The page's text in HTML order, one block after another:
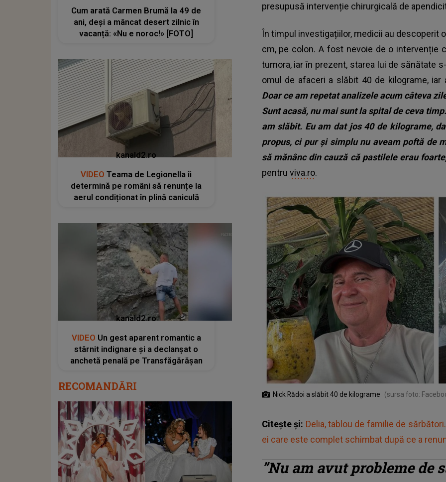
presupusă intervenție chirurgicală de
În timpul investigațiilor, medicii au descoperit
cm, pe colon. A fost nevoie de o intervenție
tumora, iar în prezent, starea lui de sănătate
omul de afaceri a slăbit 40 de kilograme,
Doar ce am repetat analizele acum câteva
Sunt acasă, nu mai sunt la spital de ceva
am slăbit. Eu am dat jos 40 de kilograme,
propus, ci pur și simplu nu aveam poftă de
să mănânc din cauză că pastilele erau
pentru viva.ro.
Nick Rădoi a slăbit 40 de kilograme (sursa foto:
Citește și: Delia, tablou de familie de
ei care este complet schimbat după ce a
”Nu am avut probleme de
Cum arată Carmen Brumă la 49 de
ani, deși a mâncat desert zilnic în
vacanță: «Nu e noroc!» [FOTO]
kanald2.ro
VIDEO Teama de Legionella îi
determină pe români să renunțe la
aerul condiționat în plină caniculă
kanald2.ro
VIDEO Un gest aparent romantic a
stârnit indignare și a declanșat o
anchetă penală pe Transfăgărășan
RECOMANDĂRI